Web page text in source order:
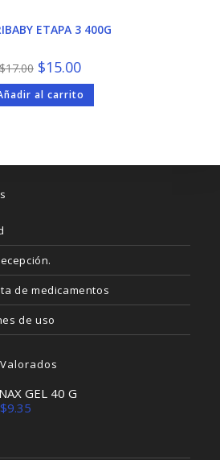
ETAPA 3 400G
$17.00 El
precio
original
era:
$17.00.
$15.00El
actual
es:
$15.00.
al carrito
de medicamentos
de uso
GEL 40 G
El
precio
$9.59.
$9.35
$9.35.